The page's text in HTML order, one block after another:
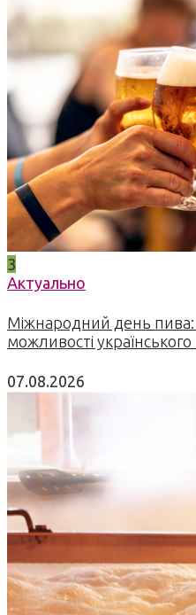
3
Актуально
Міжнародний день пива:
можливості
07.08.2026